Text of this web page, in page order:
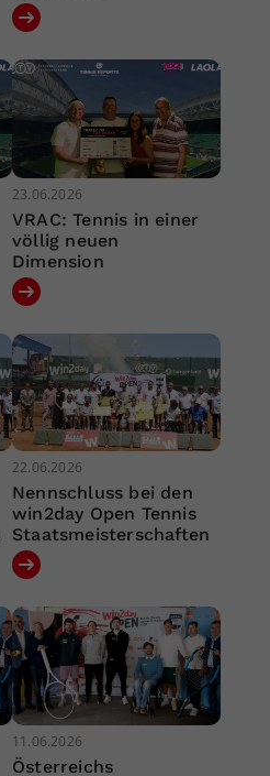
23.06.2026
VRAC: Tennis in einer
völlig neuen
Dimension
22.06.2026
Nennschluss bei den
win2day Open Tennis
Staatsmeisterschaften
11.06.2026
Österreichs